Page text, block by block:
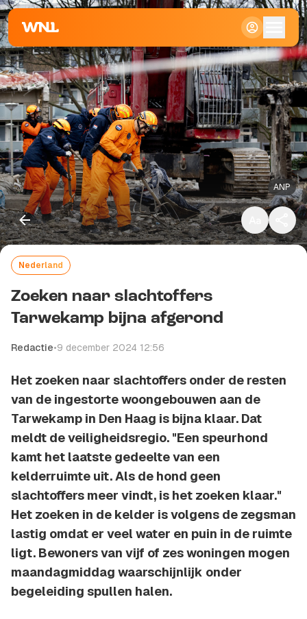
ANP
Klein
Standaard
Groot
Nederland
Zoeken naar slachtoffers
Tarwekamp bijna afgerond
Redactie•9 december 2024 12:56
Het zoeken naar slachtoffers onder de resten
van de ingestorte woongebouwen aan de
Tarwekamp in Den Haag is bijna klaar. Dat
meldt de veiligheidsregio. "Een speurhond
kamt het laatste gedeelte van een
kelderruimte uit. Als de hond geen
slachtoffers meer vindt, is het zoeken klaar."
Het zoeken in de kelder is volgens de zegsman
lastig omdat er veel water en puin in de ruimte
ligt. Bewoners van vijf of zes woningen mogen
maandagmiddag waarschijnlijk onder
begeleiding spullen halen.